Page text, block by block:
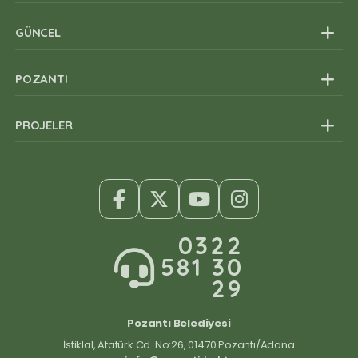
Başkan Yardımcıları
Organizasyon Şeması
GÜNCEL
POZANTI
PROJELER
0322
581 30
29
Pozantı Belediyesi
İstiklal, Atatürk Cd. No:26, 01470 Pozantı/Adana